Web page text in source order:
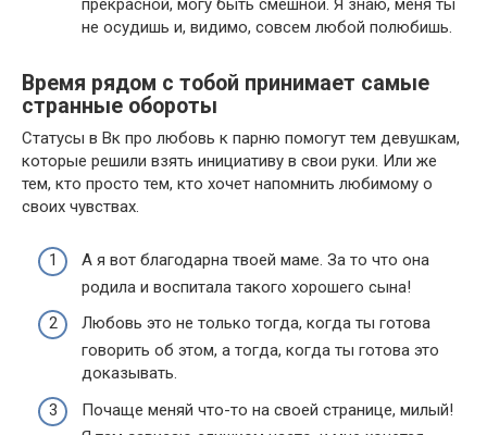
прекрасной, могу быть смешной. Я знаю, меня ты
не осудишь и, видимо, совсем любой полюбишь.
Время рядом с тобой принимает самые
странные обороты
Статусы в Вк про любовь к парню помогут тем девушкам,
которые решили взять инициативу в свои руки. Или же
тем, кто просто тем, кто хочет напомнить любимому о
своих чувствах.
А я вот благодарна твоей маме. За то что она
родила и воспитала такого хорошего сына!
Любовь это не только тогда, когда ты готова
говорить об этом, а тогда, когда ты готова это
доказывать.
Почаще меняй что-то на своей странице, милый!